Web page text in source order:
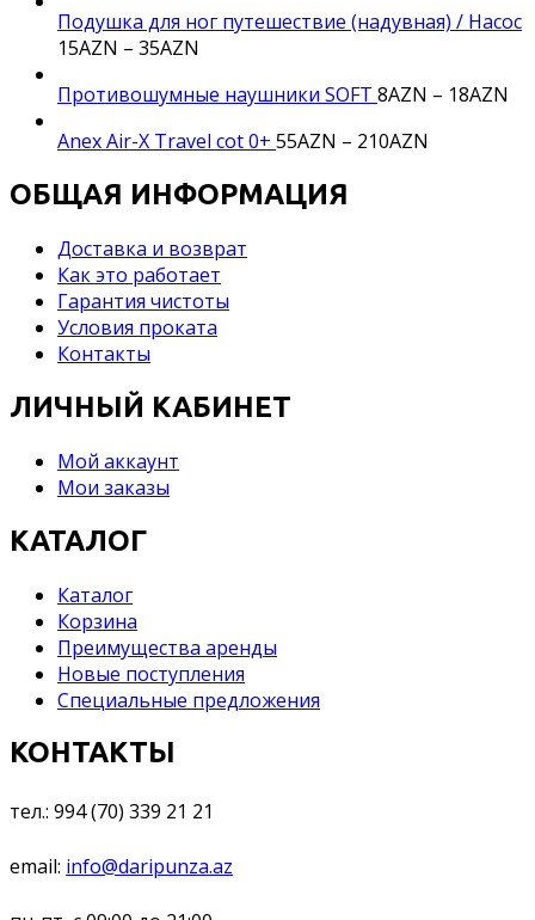
Подушка для ног путешествие (надувная) / Насос
15AZN – 35AZN
Противошумные наушники SOFT 8AZN – 18AZN
Anex Air-X Travel cot 0+ 55AZN – 210AZN
ОБЩАЯ ИНФОРМАЦИЯ
Доставка и возврат
Как это работает
Гарантия чистоты
Условия проката
Контакты
ЛИЧНЫЙ КАБИНЕТ
Мой аккаунт
Мои заказы
КАТАЛОГ
Каталог
Корзина
Преимущества аренды
Новые поступления
Специальные предложения
КОНТАКТЫ
тел.: 994 (70) 339 21 21
email: info@daripunza.az